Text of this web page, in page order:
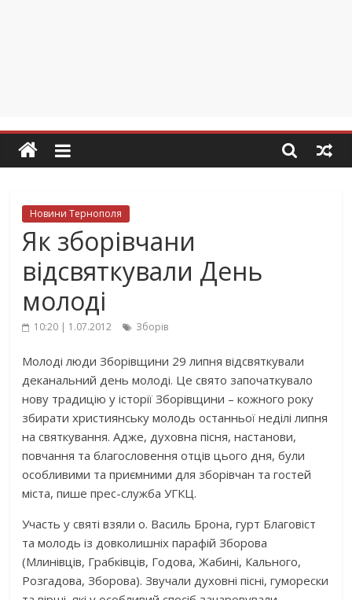
Новини Тернополя
Як зборівчани
відсвяткували День
молоді
10:20 | 1.07.2012 Зборів
Молоді люди Зборівщини 29 липня відсвяткували
деканальний день молоді. Це свято започаткувало
нову традицію у історії Зборівщини – кожного року
збирати християнську молодь останньої неділі липня
на святкування. Адже, духовна пісня, настанови,
повчання та благословення отців цього дня, були
особливими та приємними для зборівчан та гостей
міста, пише прес-служба УГКЦ.
Участь у святі взяли о. Василь Брона, гурт Благовіст
та молодь із довколишніх парафій Зборова
(Млинівців, Грабківців, Годова, Жабині, Кального,
Розгадова, Зборова). Звучали духовні пісні, гуморески